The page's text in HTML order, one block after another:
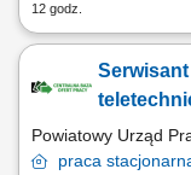
12 godz.
Powiatowy Urząd
praca